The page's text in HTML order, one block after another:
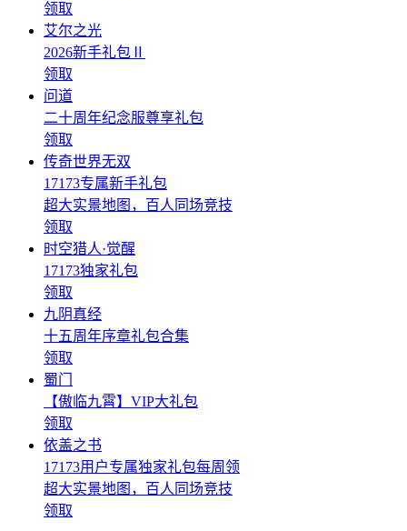
领取
艾尔之光
2026新手礼包Ⅱ
领取
问道
二十周年纪念服尊享礼包
领取
传奇世界无双
17173专属新手礼包
超大实景地图，百人同场竞技
领取
时空猎人·觉醒
17173独家礼包
领取
九阴真经
十五周年序章礼包合集
领取
蜀门
【傲临九霄】VIP大礼包
领取
依盖之书
17173用户专属独家礼包每周领
超大实景地图，百人同场竞技
领取